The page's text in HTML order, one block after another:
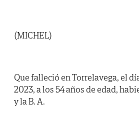
(MICHEL)
Que falleció en Torrelavega, el
2023, a los 54 años de edad,
y la B. A.